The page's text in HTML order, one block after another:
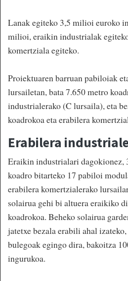
Lanak egiteko 3,5 milioi euroko
milioi, eraikin industrialak
komertziala egiteko.
Proiektuaren barruan pabiloiak
lursailetan, bata 7.650 metro
industrialerako (C lursaila), eta
koadrokoa eta erabilera
Erabilera
Eraikin industrialari dagokionez,
koadro bitarteko 17 pabiloi
erabilera komertzialerako
solairua gehi bi altuera eraikiko
koadrokoa. Beheko solairua
jatetxe bezala erabili ahal
bulegoak egingo dira, bakoitza
ingurukoa.